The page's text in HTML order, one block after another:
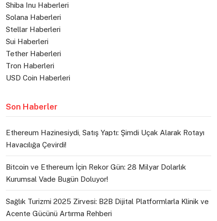
Shiba Inu Haberleri
Solana Haberleri
Stellar Haberleri
Sui Haberleri
Tether Haberleri
Tron Haberleri
USD Coin Haberleri
Son Haberler
Ethereum Hazinesiydi, Satış Yaptı: Şimdi Uçak Alarak Rotayı
Havacılığa Çevirdi!
Bitcoin ve Ethereum İçin Rekor Gün: 28 Milyar Dolarlık
Kurumsal Vade Bugün Doluyor!
Sağlık Turizmi 2025 Zirvesi: B2B Dijital Platformlarla Klinik ve
Acente Gücünü Artırma Rehberi